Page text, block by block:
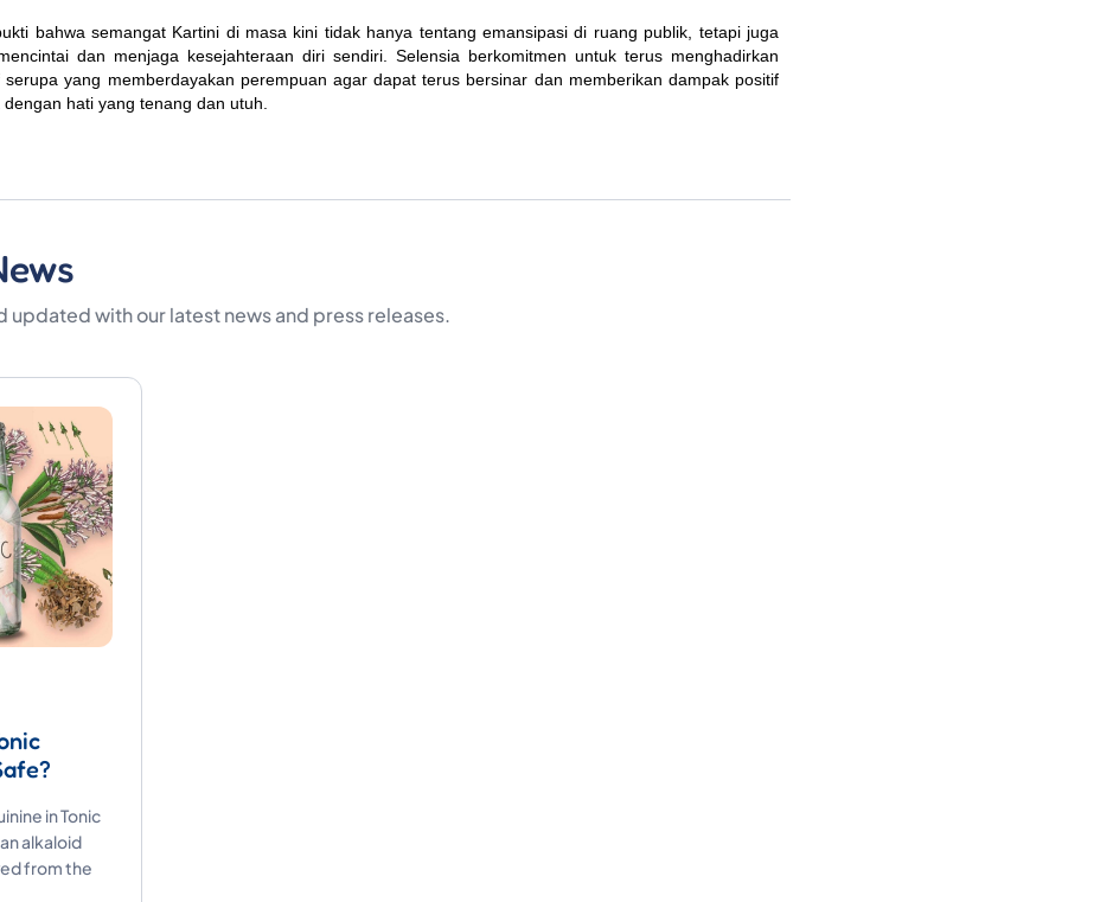
bahwa semangat Kartini di masa kini tidak hanya tentang emansipasi di ruang publik, tetapi juga
dan menjaga kesejahteraan diri sendiri. Selensia berkomitmen untuk terus menghadirkan
serupa yang memberdayakan perempuan agar dapat terus bersinar dan memberikan dampak positif
hati yang tenang dan utuh.
updated with our latest news and press releases.
in Tonic
alkaloid
from the